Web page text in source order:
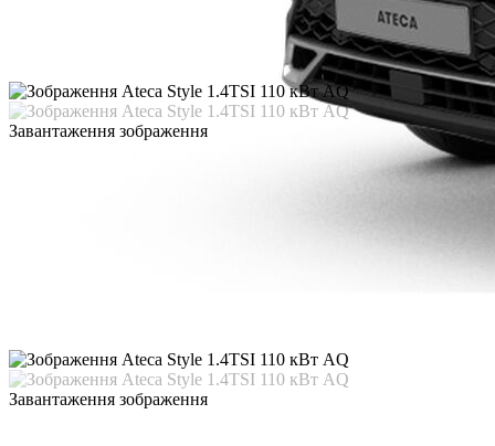
Завантаження зображення
Завантаження зображення